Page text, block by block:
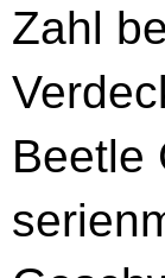
Zahl
Beetle